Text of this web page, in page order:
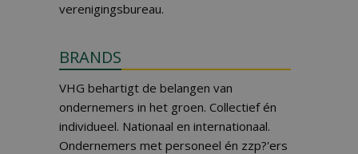
verenigingsbureau.
BRANDS
VHG behartigt de belangen van
ondernemers in het groen. Collectief én
individueel. Nationaal en internationaal.
Ondernemers met personeel én zzp?'ers